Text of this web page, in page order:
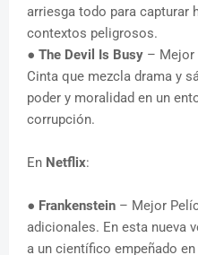
arriesga todo para capturar
contextos peligrosos.
● The Devil Is Busy – Mejor
Cinta que mezcla drama y
poder y moralidad en un
corrupción.
En Netflix:
● Frankenstein – Mejor
adicionales. En esta nueva
a un científico empeñado